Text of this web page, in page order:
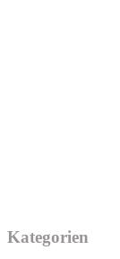
Kategorien